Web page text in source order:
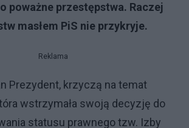
poważne przestępstwa. Raczej
masłem PiS nie przykryje.
Reklama
Prezydent, krzyczą na temat
wstrzymała swoją decyzję do
statusu prawnego tzw. Izby